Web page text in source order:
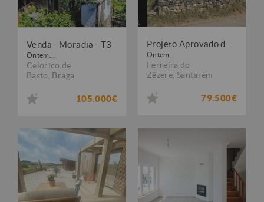
Venda - Moradia - T3
Ontem...
Celorico de
Basto Braga
105.000€
Ontem...
Ferreira do
Zêzere Santarém
79.500€